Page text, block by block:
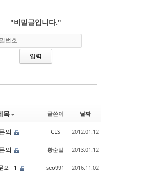
"비밀글입니다."
번호
목 글쓴이 날짜
의 CLS 2012.01.12
의 황순일 2013.01.12
의 1 seo991 2016.11.02
스케치북5
스케치북5